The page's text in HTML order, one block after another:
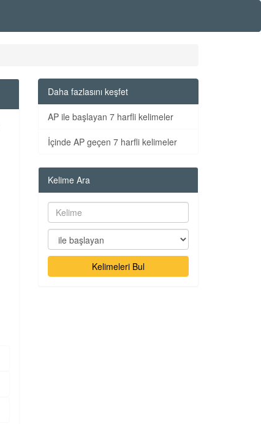
Daha fazlasını keşfet
AP ile başlayan 7 harfli kelimeler
İçinde AP geçen 7 harfli kelimeler
Kelime Ara
Kelimeleri Bul